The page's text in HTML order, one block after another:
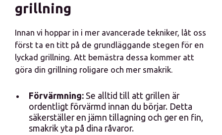
grillning
Innan vi hoppar in i mer avancerade tekniker, låt oss
först ta en titt på de grundläggande stegen för en
lyckad grillning. Att bemästra dessa kommer att
göra din grillning roligare och mer smakrik.
Förvärmning: Se alltid till att grillen är
ordentligt förvärmd innan du börjar. Detta
säkerställer en jämn tillagning och ger en fin,
smakrik yta på dina råvaror.